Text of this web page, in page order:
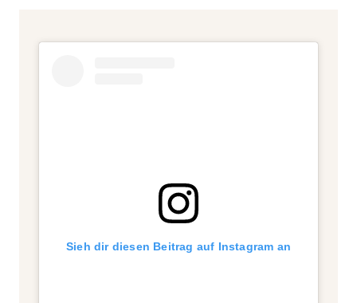
Sieh dir diesen Beitrag auf Instagram an